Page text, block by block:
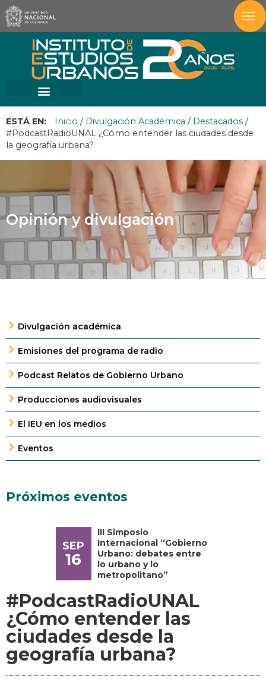
ESTÁ EN: Inicio / Divulgación Académica / Destacados /
#PodcastRadioUNAL ¿Cómo entender las ciudades desde
la geografía urbana?
Opinión y divulgación
Divulgación académica
Emisiones del programa de radio
Podcast Relatos de Gobierno Urbano
Producciones audiovisuales
El IEU en los medios
Eventos
Próximos eventos
SEP
16
III Simposio
Internacional “Gobierno
Urbano: debates entre
lo urbano y lo
metropolitano”
#PodcastRadioUNAL
¿Cómo entender las
ciudades desde la
geografía urbana?